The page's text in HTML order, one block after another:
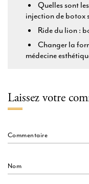
Quelles sont
injection de botox
Ride du lion :
Changer la
médecine
Laissez votre
Commentaire
Nom